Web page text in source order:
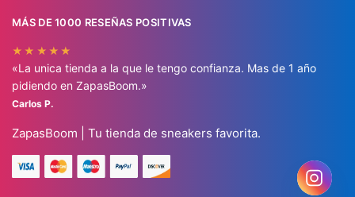
MÁS DE 1000 RESEÑAS POSITIVAS
★★★★★
«La unica tienda a la que le tengo confianza. Mas de 1 año
pidiendo en ZapasBoom.»
Carlos P.
ZapasBoom | Tu tienda de sneakers favorita.